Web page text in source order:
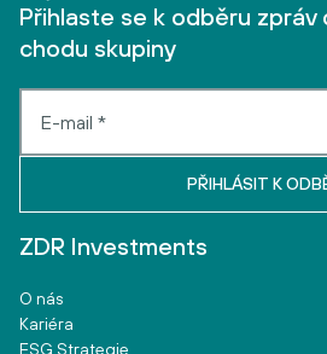
Přihlaste se k odběru zpráv
chodu skupiny
ZDR Investments
O nás
Kariéra
ESG Strategie